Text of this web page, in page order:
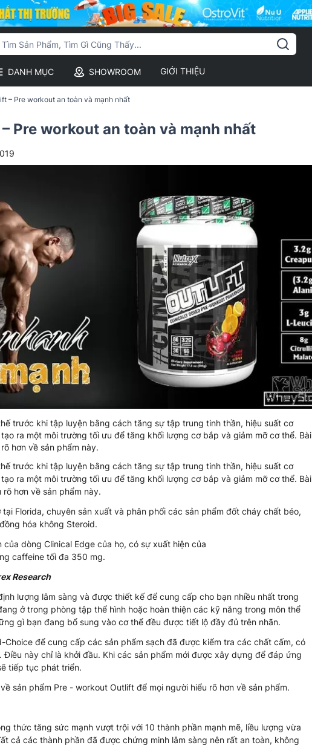
DANH MỤC SHOWROOM GIỚI THIỆU
– Pre workout an toàn và mạnh nhất
Pre workout an toàn và mạnh nhất
trước khi tập luyện bằng cách tăng sự tập trung tinh thần, hiệu suất cơ
ra một môi trường tối ưu để tăng khối lượng cơ bắp và giảm mỡ cơ thể. Bài
hơn về sản phẩm này.
trước khi tập luyện bằng cách tăng sự tập trung tinh thần, hiệu suất cơ
ra một môi trường tối ưu để tăng khối lượng cơ bắp và giảm mỡ cơ thể. Bài
hơn về sản phẩm này.
Florida, chuyên sản xuất và phân phối các sản phẩm đốt cháy chất béo,
hóa không Steroid.
dòng Clinical Edge của họ, có sự xuất hiện của
caffeine tối đa 350 mg.
Research
lượng lâm sàng và được thiết kế để cung cấp cho bạn nhiều nhất trong
ở trong phòng tập thể hình hoặc hoàn thiện các kỹ năng trong môn thể
gì bạn đang bổ sung vào cơ thể đều được tiết lộ đầy đủ trên nhãn.
Choice để cung cấp các sản phẩm sạch đã được kiểm tra các chất cấm, có
này chỉ là khởi đầu. Khi các sản phẩm mới được xây dựng để đáp ứng
tiếp tục phát triển.
sản phẩm Pre - workout Outlift để mọi người hiểu rõ hơn về sản phẩm.
thức tăng sức mạnh vượt trội với 10 thành phần mạnh mẽ, liều lượng vừa
cả các thành phần đã được chứng minh lâm sàng nên rất an toàn, không